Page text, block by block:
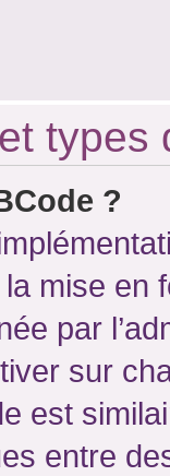
types
?
mise en
par
sur
est
entre